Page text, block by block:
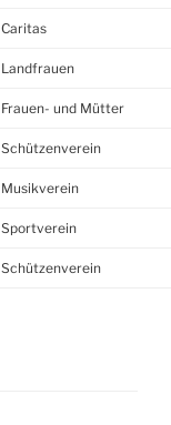
Caritas
Landfrauen
Frauen- und Mütter
Schützenverein
Musikverein
Sportverein
Schützenverein